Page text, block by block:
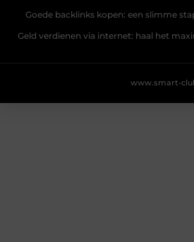
Goede backlinks kopen: een slimme
Geld verdienen via internet: haal het
www.smart-